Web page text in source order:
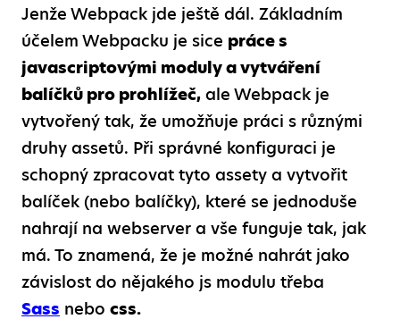
Jenže Webpack jde ještě dál. Základním
účelem Webpacku je sice práce s
javascriptovými moduly a vytváření
balíčků pro prohlížeč, ale Webpack je
vytvořený tak, že umožňuje práci s různými
druhy assetů. Při správné konfiguraci je
schopný zpracovat tyto assety a vytvořit
balíček (nebo balíčky), které se jednoduše
nahrají na webserver a vše funguje tak, jak
má. To znamená, že je možné nahrát jako
závislost do nějakého js modulu třeba
Sass nebo css.